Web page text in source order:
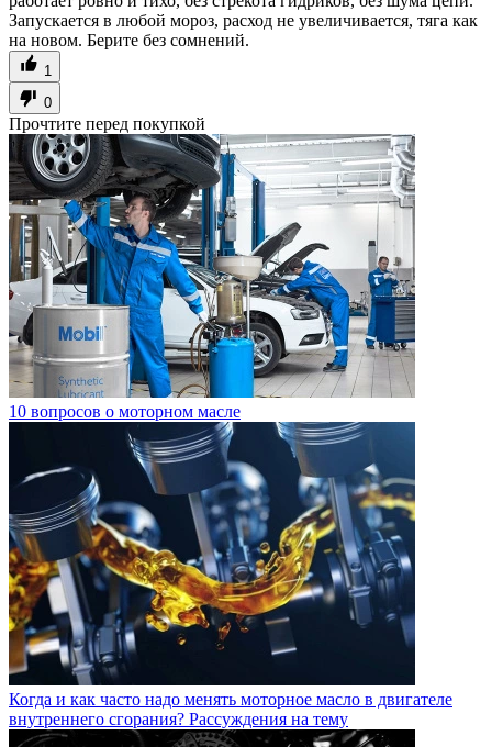
Запускается в любой мороз, расход не увеличивается, тяга как
на новом. Берите без сомнений.
1
0
Прочтите перед покупкой
10 вопросов о моторном масле
Когда и как часто надо менять моторное масло в двигателе
внутреннего сгорания? Рассуждения на тему